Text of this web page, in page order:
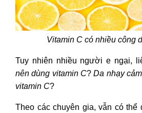
Vitamin C có nhiều công
Tuy nhiên nhiều người e ngại,
nên dùng vitamin C?Da nhạy
vitamin C?
Theo các chuyên gia, vẫn có thể